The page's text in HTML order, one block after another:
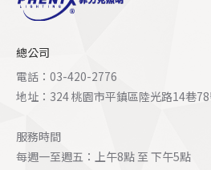
總公司
電話：03-420-2776
地址：324 桃園市平鎮區陸光路14巷
服務時間
每週一至週五：上午8點 至 下午5點